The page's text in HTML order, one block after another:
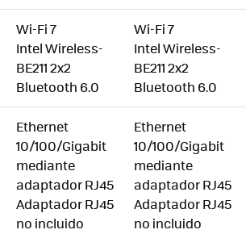
Wi-Fi 7
Intel Wireless-
BE211 2x2
Bluetooth 6.0
Wi-Fi 7
Intel Wireless-
BE211 2x2
Bluetooth 6.0
Ethernet
10/100/Gigabit
mediante
adaptador RJ45
Adaptador RJ45
no incluido
Ethernet
10/100/Gigabit
mediante
adaptador RJ45
Adaptador RJ45
no incluido